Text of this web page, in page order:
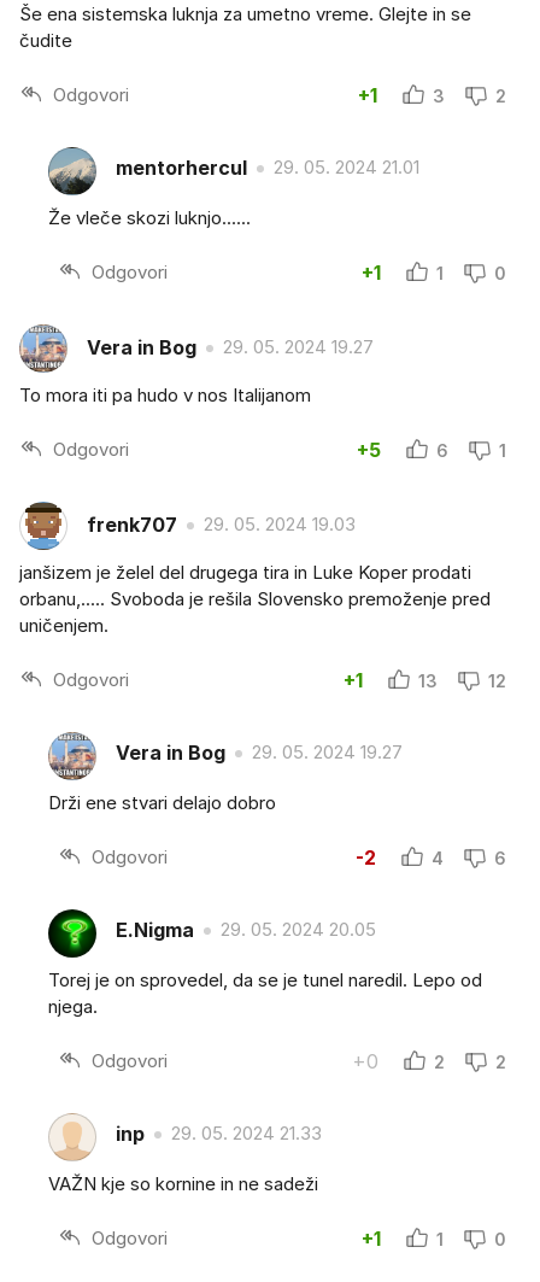
Še ena sistemska luknja za umetno vreme. Glejte in se
čudite
Odgovori +1 3 2
mentorhercul 29. 05. 2024 21.01
Že vleče skozi luknjo......
Odgovori +1 1 0
Vera in Bog 29. 05. 2024 19.27
To mora iti pa hudo v nos Italijanom
Odgovori +5 6 1
frenk707 29. 05. 2024 19.03
janšizem je želel del drugega tira in Luke Koper prodati
orbanu,..... Svoboda je rešila Slovensko premoženje pred
uničenjem.
Odgovori +1 13 12
Vera in Bog 29. 05. 2024 19.27
Drži ene stvari delajo dobro
Odgovori -2 4 6
E.Nigma 29. 05. 2024 20.05
Torej je on sprovedel, da se je tunel naredil. Lepo od
njega.
Odgovori +0 2 2
inp 29. 05. 2024 21.33
VAŽN kje so kornine in ne sadeži
Odgovori +1 1 0